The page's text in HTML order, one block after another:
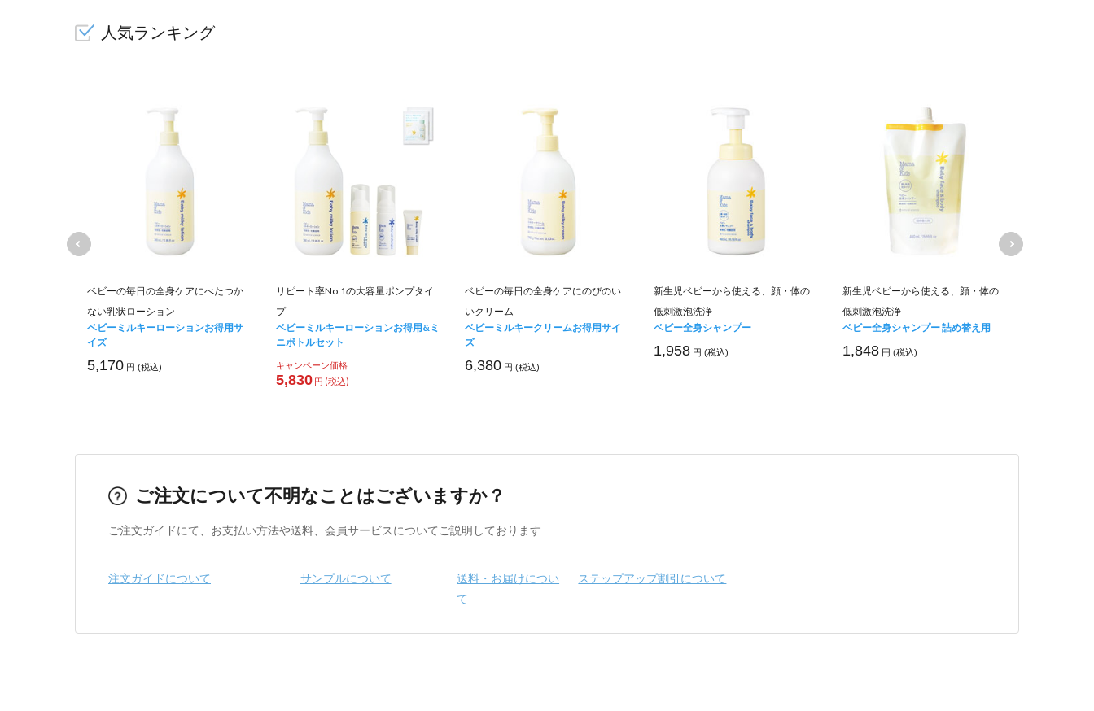
人気ランキング
ベビーの毎日の全身ケアにべたつか
ない乳状ローション
ベビーミルキーローションお得用サ
イズ
5,170 円 (税込)
リピート率No.1の大容量ポンプタイ
プ
ベビーミルキーローションお得用&ミ
ニボトルセット
キャンペーン価格
5,830 円 (税込)
ベビーの毎日の全身ケアにのびのい
いクリーム
ベビーミルキークリームお得用サイ
ズ
6,380 円 (税込)
新生児ベビーから使える、顔・体の
低刺激泡洗浄
ベビー全身シャンプー
1,958 円 (税込)
新生児ベビーから使える、顔・体の
低刺激泡洗浄
ベビー全身シャンプー 詰め替え用
1,848 円 (税込)
ご注文について不明なことはございますか？
ご注文ガイドにて、お支払い方法や送料、会員サービスについてご説明しております
注文ガイドについて サンプルについて
送料・お届けについ
て
ステップアップ割引について